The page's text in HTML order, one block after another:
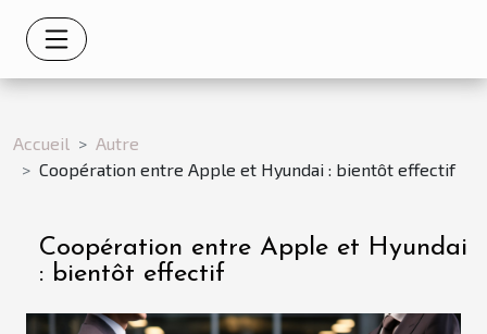
Accueil
Autre
Coopération entre Apple et Hyundai : bientôt effectif
Coopération entre Apple et Hyundai
: bientôt effectif